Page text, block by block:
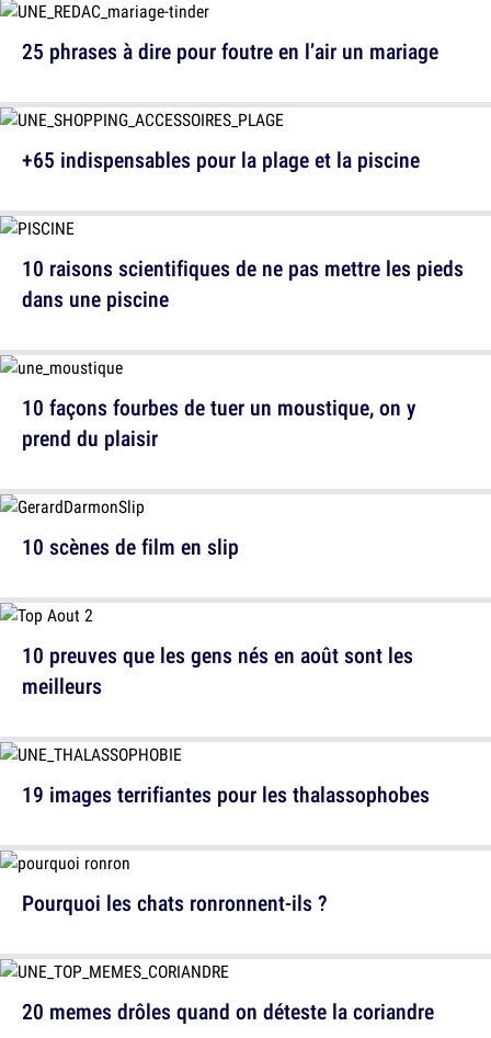
25 phrases à dire pour foutre en l’air un mariage
10 raisons scientifiques de ne pas mettre les pieds
dans une piscine
10 scènes de film en slip
19 images terrifiantes pour les thalassophobes
20 memes drôles quand on déteste la coriandre
+65 indispensables pour la plage et la piscine
10 façons fourbes de tuer un moustique, on y
prend du plaisir
10 preuves que les gens nés en août sont les
meilleurs
Pourquoi les chats ronronnent-ils ?